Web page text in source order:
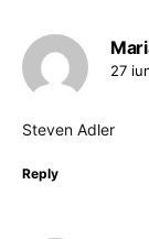
27
Steven Adler
Reply